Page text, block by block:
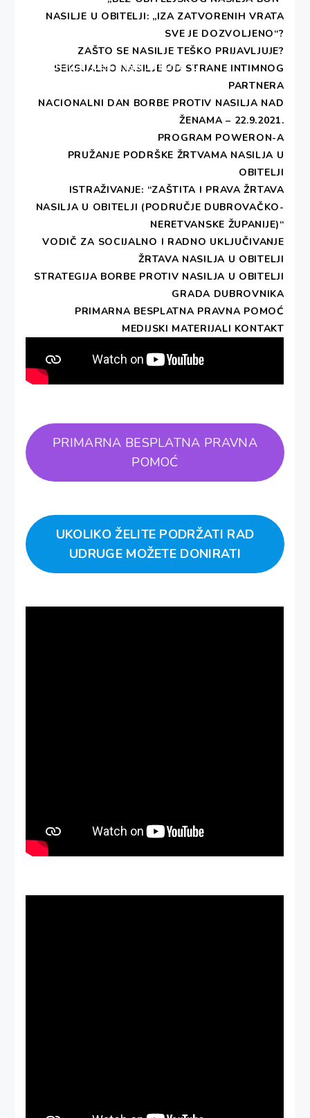
NASILJE U OBITELJI: „IZA ZATVORENIH VRATA
SVE JE DOZVOLJENO“?
ZAŠTO SE NASILJE TEŠKO PRIJAVLJUJE?
SEKSUALNO NASILJE OD STRANE INTIMNOG
PARTNERA
NACIONALNI DAN BORBE PROTIV NASILJA NAD
ŽENAMA – 22.9.2021.
PROGRAM POWERON-A
PRUŽANJE PODRŠKE ŽRTVAMA NASILJA U
OBITELJI
ISTRAŽIVANJE: “ZAŠTITA I PRAVA ŽRTAVA
NASILJA U OBITELJI (PODRUČJE DUBROVAČKO-
NERETVANSKE ŽUPANIJE)“
VODIČ ZA SOCIJALNO I RADNO UKLJUČIVANJE
ŽRTAVA NASILJA U OBITELJI
STRATEGIJA BORBE PROTIV NASILJA U OBITELJI
GRADA DUBROVNIKA
PRIMARNA BESPLATNA PRAVNA POMOĆ
MEDIJSKI MATERIJALI KONTAKT
Next
Tečaj permakulture u
PRIMARNA BESPLATNA PRAVNA
POMOĆ
UKOLIKO ŽELITE PODRŽATI RAD
UDRUGE MOŽETE DONIRATI